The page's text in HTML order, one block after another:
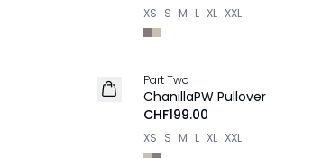
XS S M L XL XXL
NEU
Part Two
ChanillaPW Pullover
CHF199.00
XS S M L XL XXL